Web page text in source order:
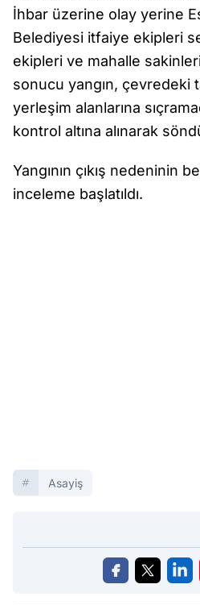
İhbar üzerine olay yerine
Belediyesi itfaiye ekipleri
ekipleri ve mahalle
sonucu yangın, çevredeki
yerleşim alanlarına
kontrol altına alınarak
Yangının çıkış nedeninin
inceleme başlatıldı.
Asayiş